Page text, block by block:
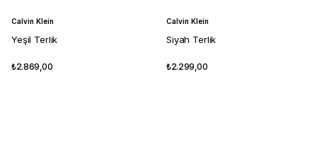
Calvin Klein
Yeşil Terlik
₺2.869,00
Calvin Klein
Siyah Terlik
₺2.299,00